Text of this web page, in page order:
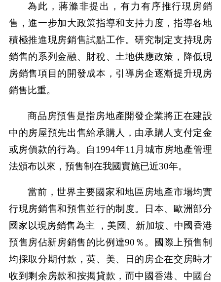
為此，蔣滌非提出，有力有序推行現房銷
售，進一步加大政策指導和支持力度，指導各地
積極推進現房銷售試點工作。研究制定支持現房
銷售的系列金融、財稅、土地供應政策，降低現
房銷售項目的開發成本，引導房企逐漸提升現房
銷售比重。
商品房預售是指房地產開發企業將正在建設
中的房屋預先出售給承購人，由承購人支付定金
或房價款的行為。自1994年11月城市房地產管理
法頒布以來，預售制在我國實施已近30年。
當前，世界主要國家和地區房地產市場均實
行現房銷售和預售並行的制度。日本、歐洲部分
國家以現房銷售為主 ，美國、新加坡、中國香港
預售房佔新房銷售的比例達90％。國際上預售制
均採取分期付款，英、美、日的房企在交房時才
收到剩余房款和按揭貸款，而中國香港、中國台